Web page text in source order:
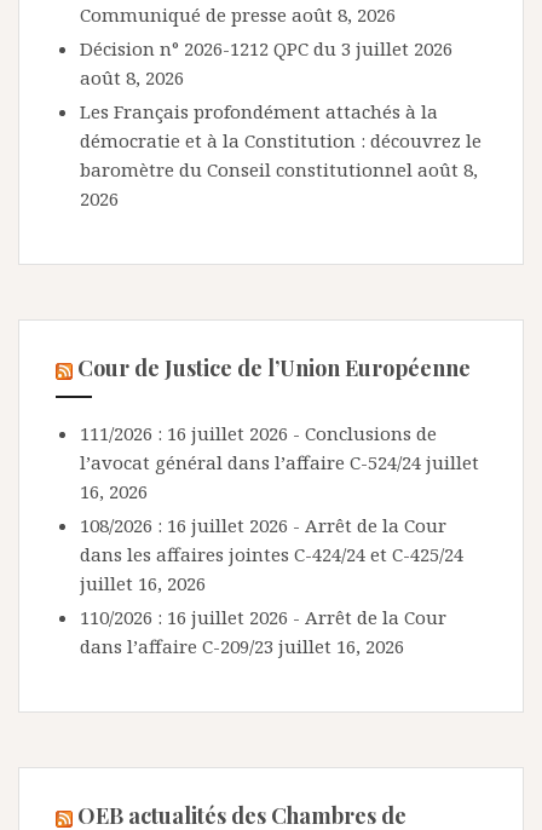
Communiqué de presse août 8, 2026
Décision n° 2026-1212 QPC du 3 juillet 2026
août 8, 2026
Les Français profondément attachés à la
démocratie et à la Constitution : découvrez le
baromètre du Conseil constitutionnel août 8,
2026
Cour de Justice de l’Union Européenne
111/2026 : 16 juillet 2026 - Conclusions de
l’avocat général dans l’affaire C-524/24 juillet
16, 2026
108/2026 : 16 juillet 2026 - Arrêt de la Cour
dans les affaires jointes C-424/24 et C-425/24
juillet 16, 2026
110/2026 : 16 juillet 2026 - Arrêt de la Cour
dans l’affaire C-209/23 juillet 16, 2026
OEB actualités des Chambres de